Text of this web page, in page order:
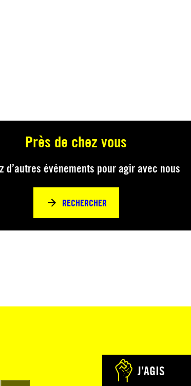
Près de chez vous
d’autres événements pour agir avec nous
RECHERCHER
J’AGIS